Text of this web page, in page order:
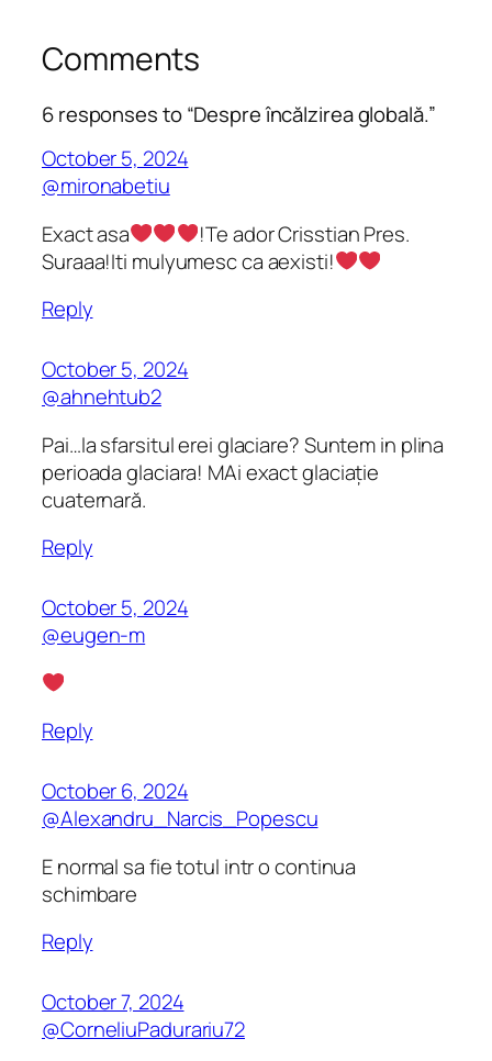
Comments
6 responses to “Despre încălzirea globală.”
October 5, 2024
@mironabetiu
Exact asa
!Te ador Crisstian Pres.
Suraaa!Iti mulyumesc ca aexisti!
Reply
October 5, 2024
@ahnehtub2
Pai…la sfarsitul erei glaciare? Suntem in plina
perioada glaciara! MAi exact glaciație
cuaternară.
Reply
October 5, 2024
@eugen-m
Reply
October 6, 2024
@Alexandru_Narcis_Popescu
E normal sa fie totul intr o continua
schimbare
Reply
October 7, 2024
@CorneliuPadurariu72